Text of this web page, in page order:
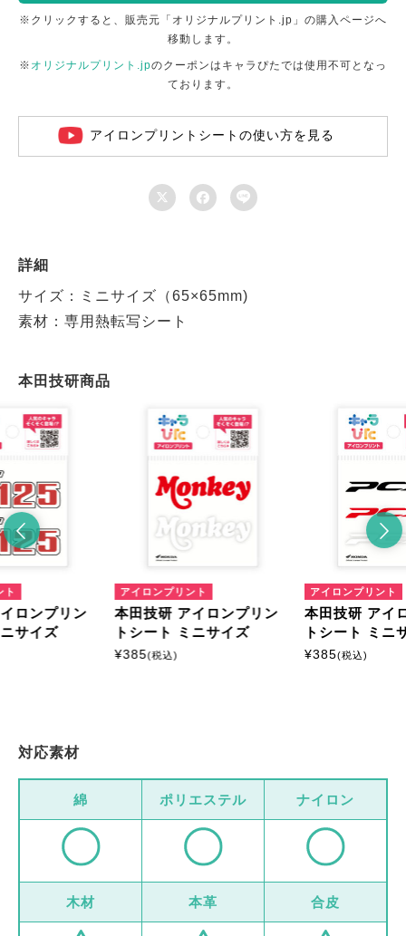
※クリックすると、販売元「オリジナルプリント.jp」の購入ページへ
移動します。
※ オリジナルプリント.jpのクーポンはキャラぴたでは使用不可となっ
ております。
アイロンプリントシートの使い方を見る
  
詳細
サイズ：ミニサイズ（65×65mm)
素材：専用熱転写シート
本田技研商品
ト
ロンプリン
サイズ
アイロンプリント
本田技研 アイロンプリン
トシート ミニサイズ
¥385(税込)
アイロンプリント
本田技研 アイ
トシート ミニ
¥385(税込)
対応素材
綿 ポリエステル ナイロン
木材 本革 合皮